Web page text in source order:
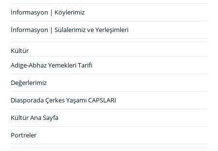
İnformasyon | Köylerimiz
İnformasyon | Sülalerimiz ve Yerleşimleri
Kültür
Adige-Abhaz Yemekleri Tarifi
Değerlerimiz
Diasporada Çerkes Yaşamı CAPSLARI
Kültür Ana Sayfa
Portreler